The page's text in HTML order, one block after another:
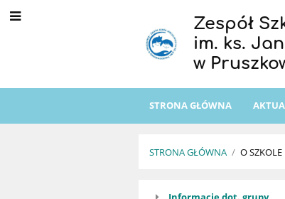
Zespół
im. ks.
w
STRONA GŁÓWNA
STRONA GŁÓWNA / O SZKOLE
Grupa